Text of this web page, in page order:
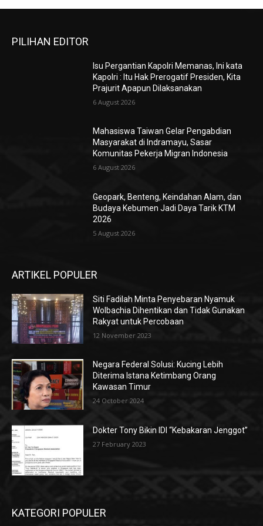
PILIHAN EDITOR
Isu Pergantian Kapolri Memanas, Ini kata
Kapolri : Itu Hak Prerogatif Presiden, Kita
Prajurit Apapun Dilaksanakan
6 August 2026
Mahasiswa Taiwan Gelar Pengabdian
Masyarakat di Indramayu, Sasar
Komunitas Pekerja Migran Indonesia
6 August 2026
Geopark, Benteng, Keindahan Alam, dan
Budaya Kebumen Jadi Daya Tarik KTM
2026
5 August 2026
ARTIKEL POPULER
Siti Fadilah Minta Penyebaran Nyamuk
Wolbachia Dihentikan dan Tidak Gunakan
Rakyat untuk Percobaan
12 November 2023
Negara Federal Solusi: Kucing Lebih
Diterima Istana Ketimbang Orang
Kawasan Timur
24 October 2024
Dokter Tony Bikin IDI “Kebakaran Jenggot”
27 February 2023
KATEGORI POPULER